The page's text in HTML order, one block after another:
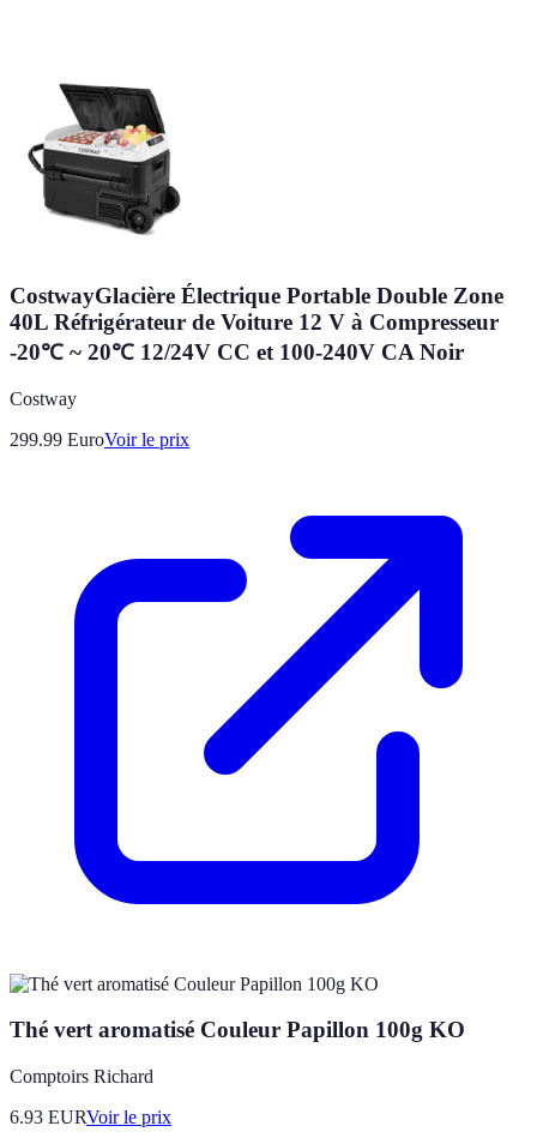
CostwayGlacière Électrique Portable Double Zone
40L Réfrigérateur de Voiture 12 V à Compresseur
-20℃ ~ 20℃ 12/24V CC et 100-240V CA Noir
Costway
299.99 EuroVoir le prix
Thé vert aromatisé Couleur Papillon 100g KO
Comptoirs Richard
6.93 EURVoir le prix